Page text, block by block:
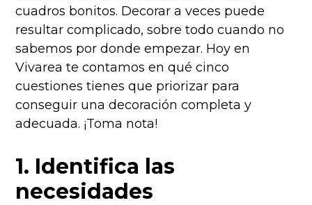
cuadros bonitos. Decorar a veces puede
resultar complicado, sobre todo cuando no
sabemos por donde empezar. Hoy en
Vivarea te contamos en qué cinco
cuestiones tienes que priorizar para
conseguir una decoración completa y
adecuada. ¡Toma nota!
1. Identifica las
necesidades